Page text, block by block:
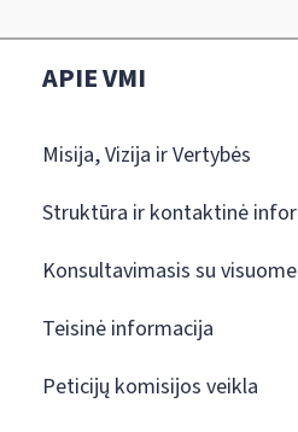
APIE VMI
Misija, Vizija ir Vertybės
Struktūra ir kontaktinė
Konsultavimasis su
Teisinė informacija
Peticijų komisijos veikla